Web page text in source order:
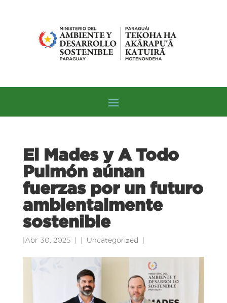
El Mades y A Todo
Pulmón aúnan
fuerzas por un futuro
ambientalmente
sostenible
Abr 30, 2025 Uncategorized